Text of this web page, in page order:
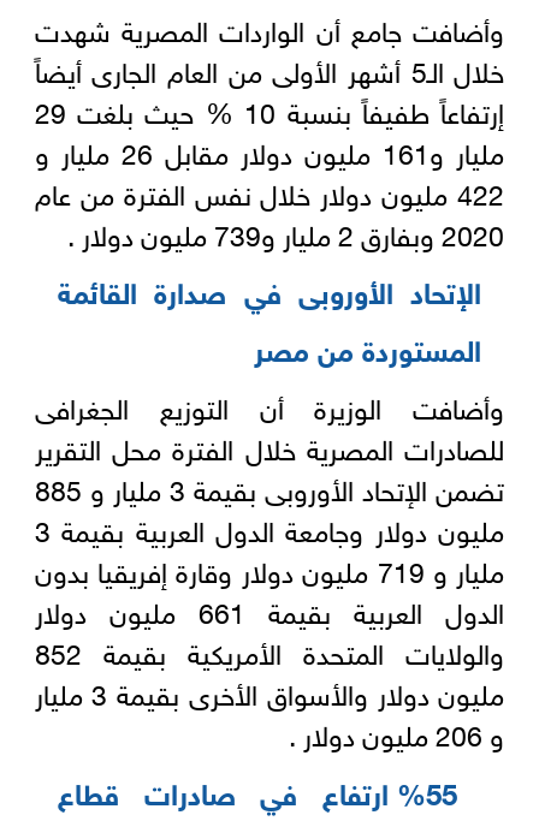
وأضافت جامع أن الواردات المصرية شهدت
خلال الـ5 أشهر الأولى من العام الجارى أيضاً
إرتفاعاً طفيفاً بنسبة 10 % حيث بلغت 29
مليار و161 مليون دولار مقابل 26 مليار و
422 مليون دولار خلال نفس الفترة من عام
2020 وبفارق 2 مليار و739 مليون دولار .
الإتحاد الأوروبى في صدارة القائمة
المستوردة من مصر
وأضافت الوزيرة أن التوزيع الجغرافى
للصادرات المصرية خلال الفترة محل التقرير
تضمن الإتحاد الأوروبى بقيمة 3 مليار و 885
مليون دولار وجامعة الدول العربية بقيمة 3
مليار و 719 مليون دولار وقارة إفريقيا بدون
الدول العربية بقيمة 661 مليون دولار
والولايات المتحدة الأمريكية بقيمة 852
مليون دولار والأسواق الأخرى بقيمة 3 مليار
و 206 مليون دولار .
%55 ارتفاع في صادرات قطاع